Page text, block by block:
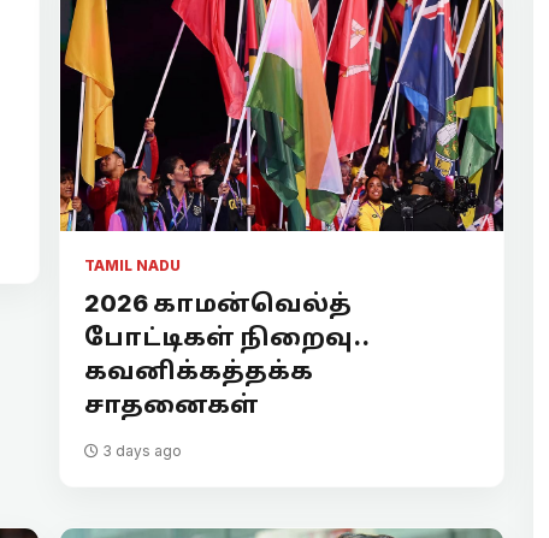
TAMIL NADU
2026 காமன்வெல்த்
போட்டிகள் நிறைவு..
கவனிக்கத்தக்க
சாதனைகள்
3 days ago